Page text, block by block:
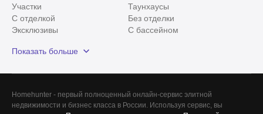
Участки
Таунхаусы
С отделкой
Без отделки
Эксклюзивы
С бассейном
Красногорский район
Показать больше
Homehunter - первый полноценный онлайн-сервис элитной
недвижимости и бизнес класса в России. Используя сервис, вы
Сегодня